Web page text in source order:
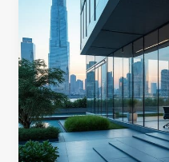
solution
innovante
pour
des
vitres
intelligentes